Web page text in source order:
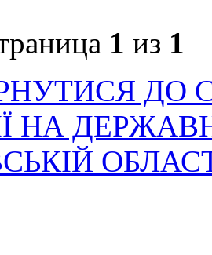
1 из 1
ДО
НА